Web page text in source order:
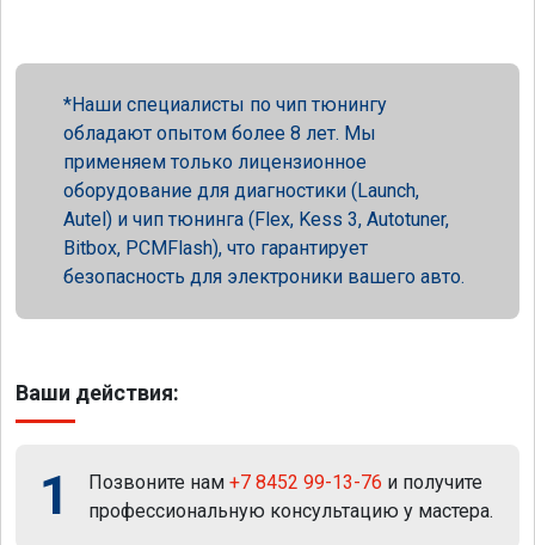
Наши специалисты по чип тюнингу
обладают опытом более 8 лет. Мы
применяем только лицензионное
оборудование для диагностики (Launch,
Autel) и чип тюнинга (Flex, Kess 3, Autotuner,
Bitbox, PCMFlash), что гарантирует
безопасность для электроники вашего авто.
Ваши действия:
1 Позвоните нам +7 8452 99-13-76 и получите
профессиональную консультацию у мастера.